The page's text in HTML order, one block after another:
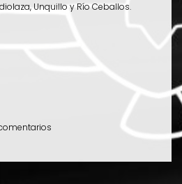
Unquillo y Río Ceballos.